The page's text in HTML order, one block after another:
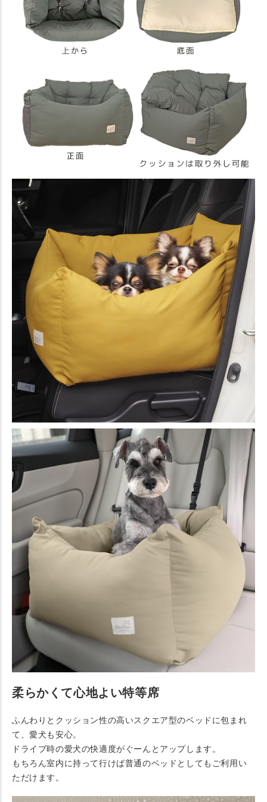
柔らかくて心地よい特等席
ふんわりとクッション性の高いスクエア型のベッドに包まれ
て、愛犬も安心。
ドライブ時の愛犬の快適度がぐーんとアップします。
もちろん室内に持って行けば普通のベッドとしてもご利用い
ただけます。